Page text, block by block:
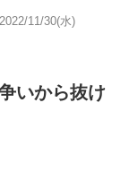
2022/11/30(水)
いから抜け